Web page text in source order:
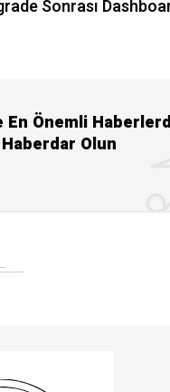
Sonrası
En Önemli
Haberdar Olun